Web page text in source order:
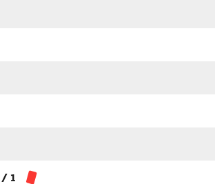
/ 1